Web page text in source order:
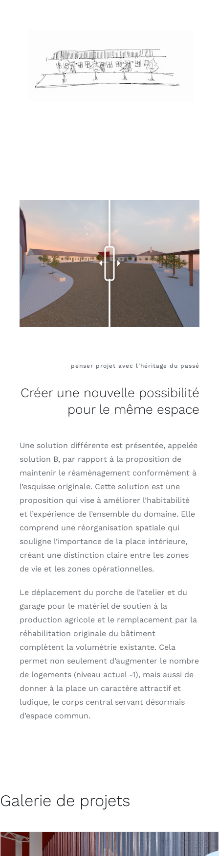
penser projet avec l’héritage du passé
Créer une nouvelle possibilité
pour le même espace
Une solution différente est présentée, appelée
solution B, par rapport à la proposition de
maintenir le réaménagement conformément à
l’esquisse originale. Cette solution est une
proposition qui vise à améliorer l’habitabilité
et l’expérience de l’ensemble du domaine. Elle
comprend une réorganisation spatiale qui
souligne l’importance de la place intérieure,
créant une distinction claire entre les zones
de vie et les zones opérationnelles.
Le déplacement du porche de l’atelier et du
garage pour le matériel de soutien à la
production agricole et le remplacement par la
réhabilitation originale du bâtiment
complètent la volumétrie existante. Cela
permet non seulement d’augmenter le nombre
de logements (niveau actuel -1), mais aussi de
donner à la place un caractère attractif et
ludique, le corps central servant désormais
d’espace commun.
Galerie de projets